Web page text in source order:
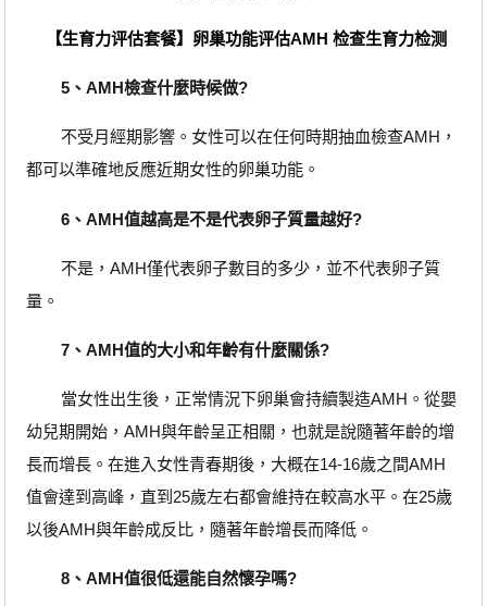
【生育力评估套餐】卵巢功能评估AMH 检查生育力检测
5、AMH檢查什麼時候做?
不受月經期影響。女性可以在任何時期抽血檢查AMH，
都可以準確地反應近期女性的卵巢功能。
6、AMH值越高是不是代表卵子質量越好?
不是，AMH僅代表卵子數目的多少，並不代表卵子質
量。
7、AMH值的大小和年齡有什麼關係?
當女性出生後，正常情況下卵巢會持續製造AMH。從嬰
幼兒期開始，AMH與年齡呈正相關，也就是說隨著年齡的增
長而增長。在進入女性青春期後，大概在14-16歲之間AMH
值會達到高峰，直到25歲左右都會維持在較高水平。在25歲
以後AMH與年齡成反比，隨著年齡增長而降低。
8、AMH值很低還能自然懷孕嗎?